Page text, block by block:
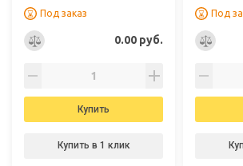
Под заказ
0.00 руб.
Купить
Купить в 1 клик
Под